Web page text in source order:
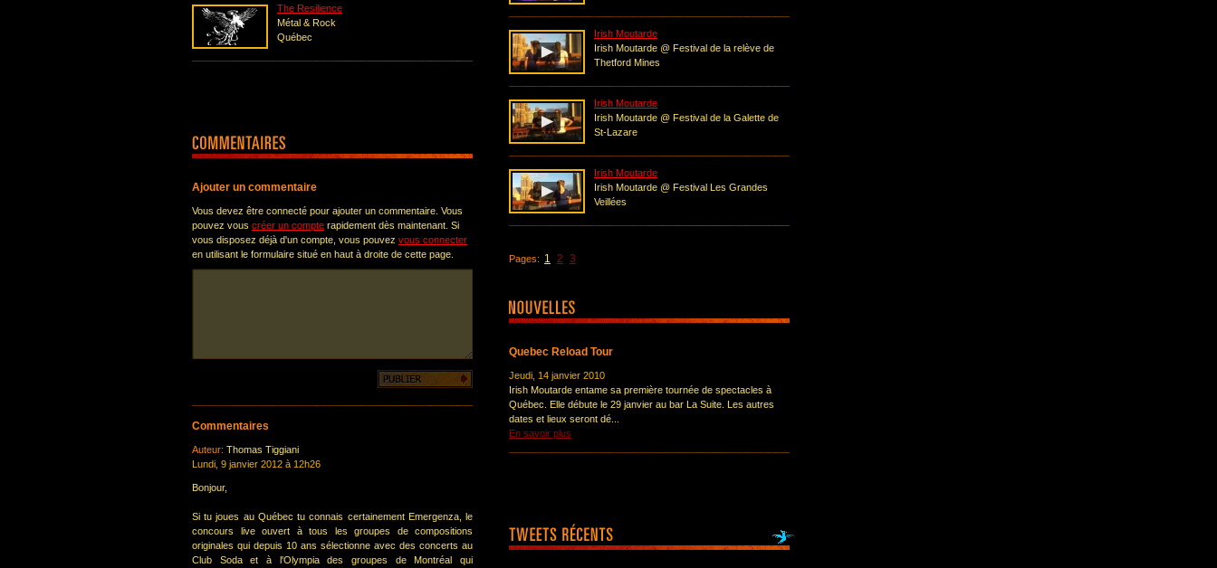
The Resilience
Métal & Rock
Québec
Ajouter un commentaire
Vous devez être connecté pour ajouter un commentaire. Vous
pouvez vous créer un compte rapidement dès maintenant. Si
vous disposez déjà d'un compte, vous pouvez vous connecter
en utilisant le formulaire situé en haut à droite de cette page.
Commentaires
Auteur: Thomas Tiggiani
Lundi, 9 janvier 2012 à 12h26
Bonjour,
Si tu joues au Québec tu connais certainement Emergenza, le
concours live ouvert à tous les groupes de compositions
originales qui depuis 10 ans sélectionne avec des concerts au
Club Soda et à l'Olympia des groupes de Montréal qui
Irish Moutarde
Irish Moutarde @ Festival de la relève de
Thetford Mines
Irish Moutarde
Irish Moutarde @ Festival de la Galette de
St-Lazare
Irish Moutarde
Irish Moutarde @ Festival Les Grandes
Veillées
Pages: 1 2 3
Quebec Reload Tour
Jeudi, 14 janvier 2010
Irish Moutarde entame sa première tournée de spectacles à
Québec. Elle débute le 29 janvier au bar La Suite. Les autres
dates et lieux seront dé...
En savoir plus